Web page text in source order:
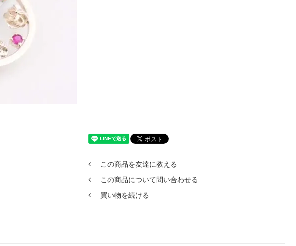
この商品を友達に教える
この商品について問い合わせる
買い物を続ける